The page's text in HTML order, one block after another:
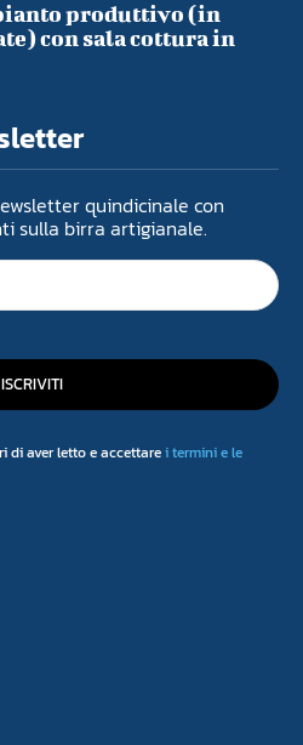
produttivo (in
con sala cottura in
quindicinale con
sulla birra artigianale.
ISCRIVITI
di aver letto e accettarei termini e le